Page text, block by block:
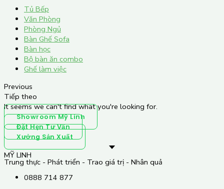
Tủ Bếp
Văn Phòng
Phòng Ngủ
Bàn Ghế Sofa
Bàn học
Bộ bàn ăn combo
Ghế làm việc
Previous
Tiếp theo
It seems we can't find what you're looking for.
Showroom Mỹ Linh
Đặt Hẹn Tư Vấn
Xưởng Sản Xuất
MỸ LINH
Trung thực - Phát triển - Trao giá trị - Nhân quả
0888 714 877